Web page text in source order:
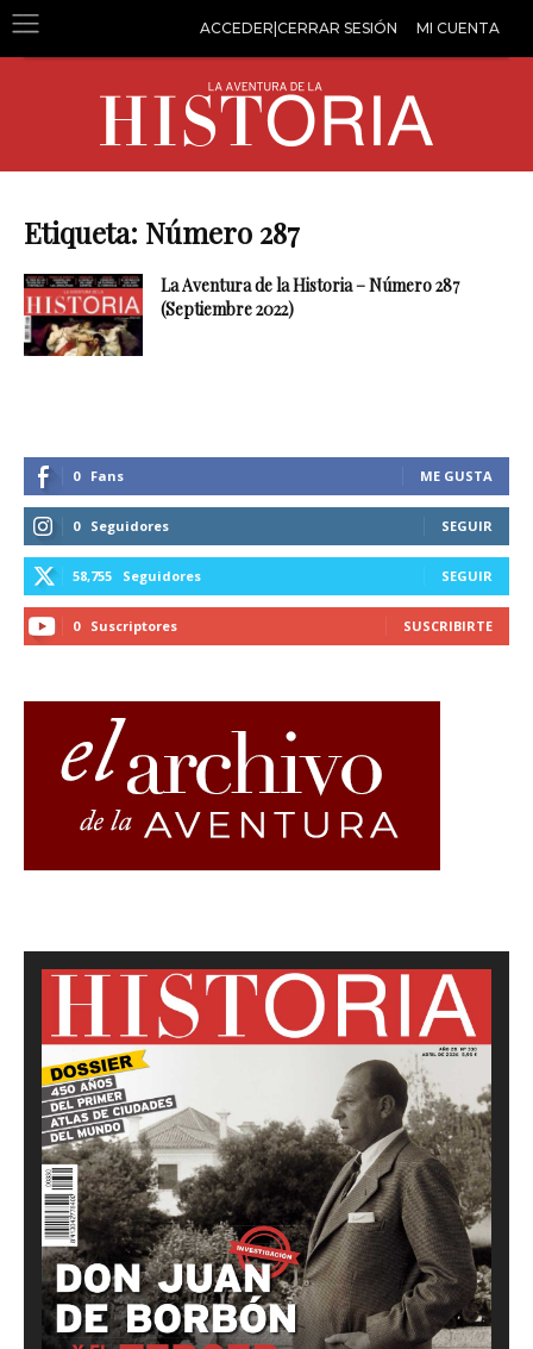
ACCEDER|CERRAR SESIÓN MI CUENTA
Etiqueta: Número 287
La Aventura de la Historia – Número 287
(Septiembre 2022)
0 Fans ME GUSTA
0 Seguidores SEGUIR
58,755 Seguidores SEGUIR
0 Suscriptores SUSCRIBIRTE